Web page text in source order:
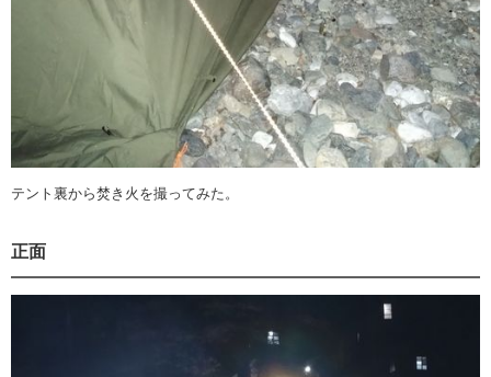
テント裏から焚き火を撮ってみた。
正面